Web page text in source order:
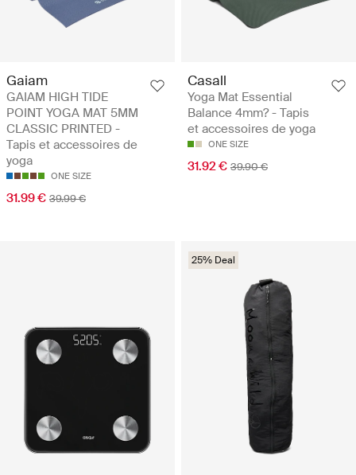
Gaiam
GAIAM HIGH TIDE
POINT YOGA MAT 5MM
CLASSIC PRINTED -
Tapis et accessoires de
yoga
ONE SIZE
31.99 € 39.99 €
Casall
Yoga Mat Essential
Balance 4mm? - Tapis
et accessoires de yoga
ONE SIZE
31.92 € 39.90 €
25% Deal